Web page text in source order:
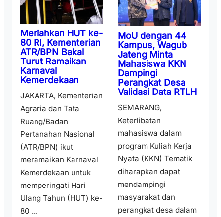
Meriahkan HUT ke-
80 RI, Kementerian
ATR/BPN Bakal
Turut Ramaikan
Karnaval
Kemerdekaan
JAKARTA, Kementerian
Agraria dan Tata
Ruang/Badan
Pertanahan Nasional
(ATR/BPN) ikut
meramaikan Karnaval
Kemerdekaan untuk
memperingati Hari
Ulang Tahun (HUT) ke-
80 ...
MoU dengan 44
Kampus, Wagub
Jateng Minta
Mahasiswa KKN
Dampingi
Perangkat Desa
Validasi Data RTLH
SEMARANG,
Keterlibatan
mahasiswa dalam
program Kuliah Kerja
Nyata (KKN) Tematik
diharapkan dapat
mendampingi
masyarakat dan
perangkat desa dalam